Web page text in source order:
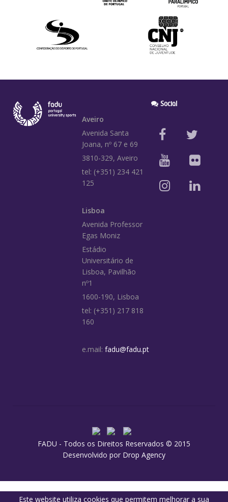
Aveiro
Avenida Santa
Joana, nº 67 e 69
3810-329, Aveiro
tel: (+351) 234 421
125
Lisboa
Avenida Professor
Egas Moniz
Estádio
Universitário de
Lisboa, Pavilhão
nº1
1600-190, Lisboa
tel: (+351) 217 818
160
e.mail: fadu@fadu.pt
Social
FADU - Todos os Direitos Reservados © 2015
Desenvolvido por Drop Agency
Este website utiliza cookies que permitem melhorar a sua